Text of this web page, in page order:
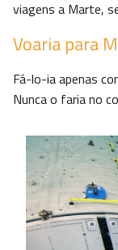
viagens a Marte,
Voaria para
Fá-lo-ia apenas
Nunca o faria no